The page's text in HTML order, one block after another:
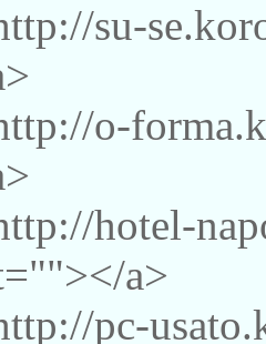
su-
o-
hotel-
a>
pc-